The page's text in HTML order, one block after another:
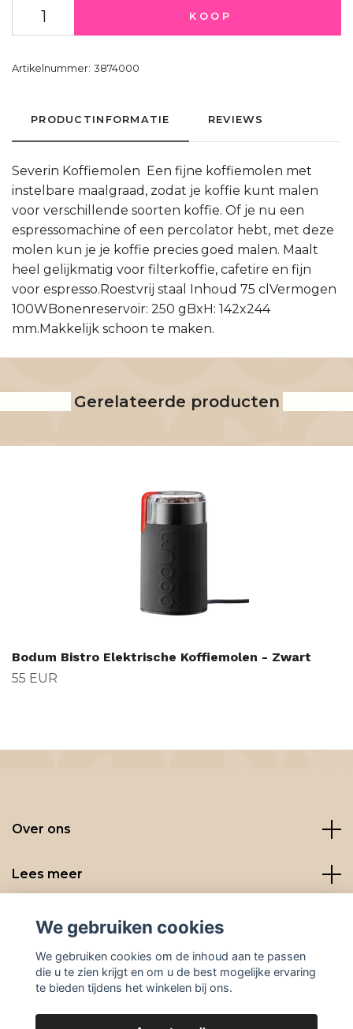
KOOP
Artikelnummer: 3874000
PRODUCTINFORMATIE REVIEWS
Severin Koffiemolen Een fijne koffiemolen met
instelbare maalgraad, zodat je koffie kunt malen
voor verschillende soorten koffie. Of je nu een
espressomachine of een percolator hebt, met deze
molen kun je je koffie precies goed malen. Maalt
heel gelijkmatig voor filterkoffie, cafetire en fijn
voor espresso.Roestvrij staal Inhoud 75 clVermogen
100WBonenreservoir: 250 gBxH: 142x244
mm.Makkelijk schoon te maken.
Gerelateerde producten
Bodum Bistro Elektrische Koffiemolen - Zwart
55 EUR
Over ons
Lees meer
Social media
We gebruiken cookies
We gebruiken cookies om de inhoud aan te passen
die u te zien krijgt en om u de best mogelijke ervaring
te bieden tijdens het winkelen bij ons.